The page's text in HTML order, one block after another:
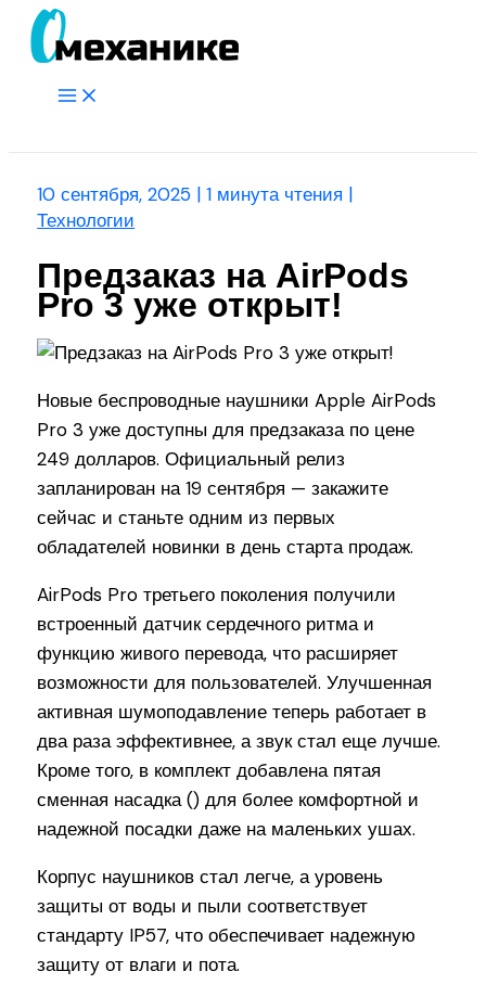
Перейти
Main
10 сентября, 2025 |1 минута чтения |
Технологии
Предзаказ на AirPods
Pro 3 уже открыт!
Новые беспроводные наушники Apple AirPods
Pro 3 уже доступны для предзаказа по цене
249 долларов. Официальный релиз
запланирован на 19 сентября — закажите
сейчас и станьте одним из первых
обладателей новинки в день старта продаж.
AirPods Pro третьего поколения получили
встроенный датчик сердечного ритма и
функцию живого перевода, что расширяет
возможности для пользователей. Улучшенная
активная шумоподавление теперь работает в
два раза эффективнее, а звук стал еще лучше.
Кроме того, в комплект добавлена пятая
сменная насадка () для более комфортной и
надежной посадки даже на маленьких ушах.
Корпус наушников стал легче, а уровень
защиты от воды и пыли соответствует
стандарту IP57, что обеспечивает надежную
защиту от влаги и пота.